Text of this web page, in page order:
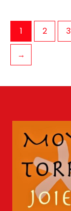
1 2 3
→